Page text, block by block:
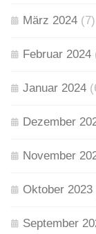
März 2024 (7)
Februar 2024
Januar 2024
Dezember
November
Oktober 2023
September